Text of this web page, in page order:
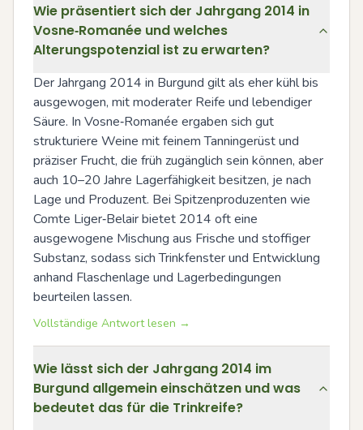
Wie präsentiert sich der Jahrgang 2014 in
Vosne‑Romanée und welches
Alterungspotenzial ist zu erwarten?
Der Jahrgang 2014 in Burgund gilt als eher kühl bis
ausgewogen, mit moderater Reife und lebendiger
Säure. In Vosne‑Romanée ergaben sich gut
strukturiere Weine mit feinem Tanningerüst und
präziser Frucht, die früh zugänglich sein können, aber
auch 10–20 Jahre Lagerfähigkeit besitzen, je nach
Lage und Produzent. Bei Spitzenproduzenten wie
Comte Liger‑Belair bietet 2014 oft eine
ausgewogene Mischung aus Frische und stoffiger
Substanz, sodass sich Trinkfenster und Entwicklung
anhand Flaschenlage und Lagerbedingungen
beurteilen lassen.
Vollständige Antwort lesen →
Wie lässt sich der Jahrgang 2014 im
Burgund allgemein einschätzen und was
bedeutet das für die Trinkreife?